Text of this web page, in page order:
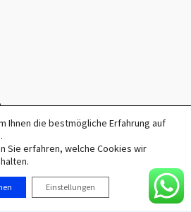
MAXSEL GmbH
Ihnen die bestmögliche Erfahrung auf
Sie erfahren, welche Cookies wir
Einstellungen